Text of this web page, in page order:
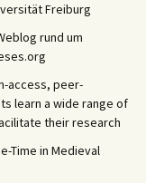
Freiburg
rund um
access, peer-
learn a wide range of
their research
Time in Medieval